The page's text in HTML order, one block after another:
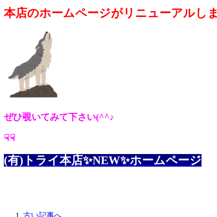
本店のホームページがリニューアルし
ぜひ覗いてみて下さい(^^♪
☟☟
(有)トライ本店✨NEW✨ホームページ